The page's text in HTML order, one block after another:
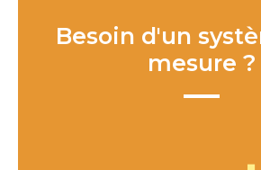
Besoin d'un
mesure ?